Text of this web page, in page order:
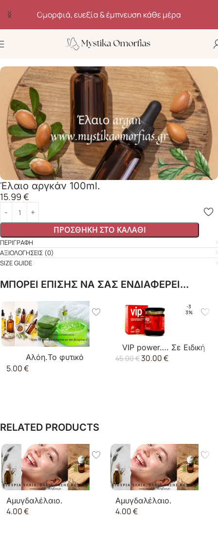
Skip to navigation
Skip to main content
Ομορφιά, ευεξία & έμπνευση κάθε μέρα
Αρχική σελίδα Kαλλυντικά Σύσφιξη
Έλαιο αργκάν 100ml.
15.99 €
ΠΡΟΣΘΉΚΗ ΣΤΟ ΚΑΛΆΘΙ
ΠΕΡΙΓΡΑΦΉ
ΑΞΙΟΛΟΓΉΣΕΙΣ (0)
SIZE GUIDE
ΜΠΟΡΕΙ ΕΠΙΣΗΣ ΝΑ ΣΑΣ ΕΝΔΙΑΦΕΡΕΙ...
Αλόη.Το φυτικό
κολλαγόνο με την
5.00€
-3
3%
VIP power…. Σε Ειδική
Τιμή.
45.00€30.00€
RELATED PRODUCTS
Αμυγδαλέλαιο.
4.00€
Αμυγδαλέλαιο.
4.00€